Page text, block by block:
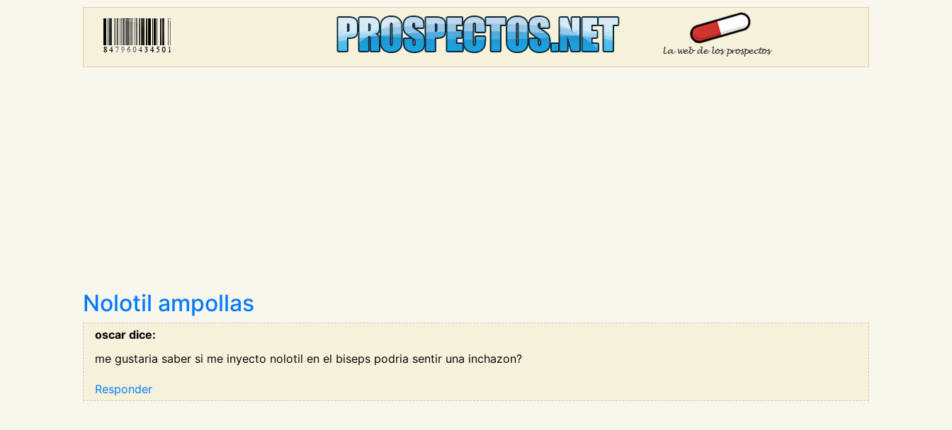
Nolotil ampollas
oscar dice:
me gustaria saber si me inyecto nolotil en el biseps podria sentir una inchazon?
Responder